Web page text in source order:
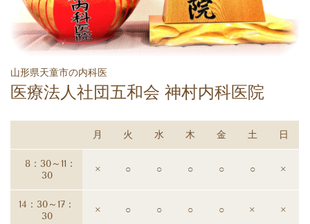
山形県天童市の内科医
医療法人社団五和会 神村内科医院
月 火 水 木 金 土 日
8：30～11：
30
× ○ ○ ○ ○ ○ ×
14：30～17：
30
× ○ ○ ○ ○ × ×